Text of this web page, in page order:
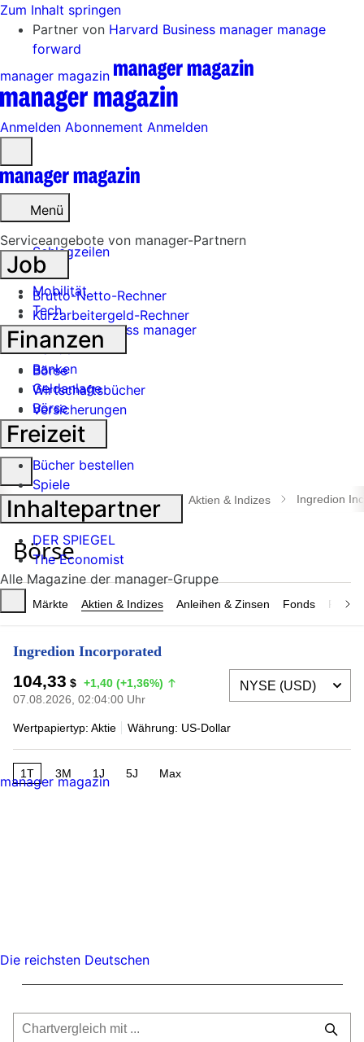
Zum Inhalt springen
Partner von Harvard Business manager manage
forward
manager magazin
Anmelden Abonnement Anmelden
öffnen
Menü
Schlagzeilen
Mobilität
Tech
Harvard Business manager
Handel
Banken
Geldanlage
Börse
Industrie
Suche
öffnen
manager magazin Börse Aktien & Indizes Ingredion
Märkte Aktien & Indizes Anleihen & Zinsen Fonds
Ingredion Incorporated
104,33 $ +1,40 (+1,36%)
07.08.2026, 02:04:00 Uhr
Wertpapiertyp: Aktie Währung: US-Dollar
1T 3M 1J 5J Max
Serviceangebote von manager-Partnern
Job
Brutto-Netto-Rechner
Kurzarbeitergeld-Rechner
Finanzen
Börse
Wirtschaftsbücher
Versicherungen
Freizeit
Bücher bestellen
Spiele
Inhaltepartner
DER SPIEGEL
The Economist
Alle Magazine der manager-Gruppe
manager magazin
Die reichsten Deutschen